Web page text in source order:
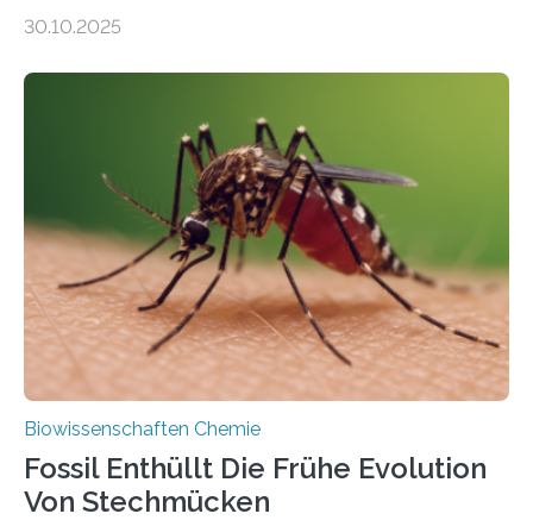
Landpflanzen zählen zu den komplexesten
Grünalgen, die vor Hunderten von Millionen Jahren
lebten. Unter den Vorfahren sticht eine Gruppe heraus,
die noch heute in der Natur vorkommt: die
Süßwasseralge Coleochaetophyceae. Einige Arten
dieser Gruppe bilden aus Zellfäden dichte Geflechte
mit scheibenförmiger Gestalt. Was auffällig ist: Die
nächsten…
30.10.2025
Biowissenschaften Chemie
Fossil Enthüllt Die Frühe Evolution
Von Stechmücken